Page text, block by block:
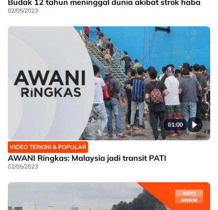
Budak 12 tahun meninggal dunia akibat strok haba
02/05/2023
01:00
VIDEO TERKINI & POPULAR
AWANI Ringkas: Malaysia jadi transit PATI
02/05/2023